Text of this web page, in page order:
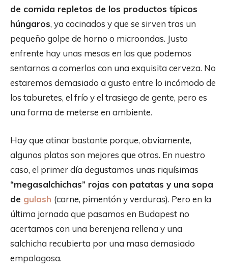
de comida repletos de los productos típicos
húngaros, ya cocinados y que se sirven tras un
pequeño golpe de horno o microondas. Justo
enfrente hay unas mesas en las que podemos
sentarnos a comerlos con una exquisita cerveza. No
estaremos demasiado a gusto entre lo incómodo de
los taburetes, el frío y el trasiego de gente, pero es
una forma de meterse en ambiente.
Hay que atinar bastante porque, obviamente,
algunos platos son mejores que otros. En nuestro
caso, el primer día degustamos unas riquísimas
“megasalchichas” rojas con patatas y una sopa
de gulash (carne, pimentón y verduras). Pero en la
última jornada que pasamos en Budapest no
acertamos con una berenjena rellena y una
salchicha recubierta por una masa demasiado
empalagosa.